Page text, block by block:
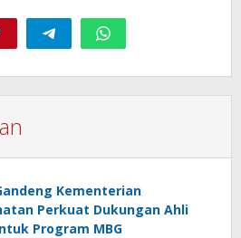
Kementerian
Perkuat Dukungan Ahli
Program MBG